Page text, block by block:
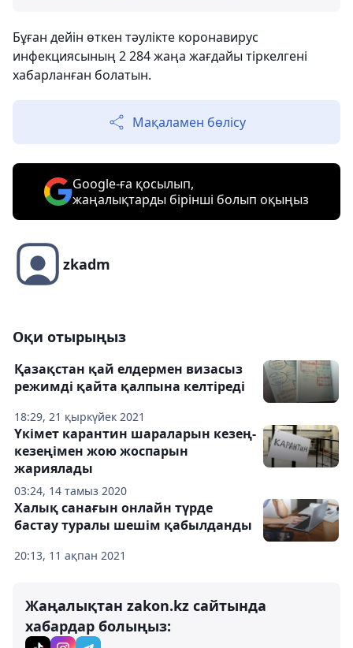
Бұған дейін өткен тәулікте коронавирус
инфекциясының 2 284 жаңа жағдайы тіркелгені
хабарланған болатын.
Мақаламен бөлісу
Google-ға қосылып,
жаңалықтарды бірінші болып оқыңыз
zkadm
Оқи отырыңыз
18:29, 21 қыркүйек 2021
Қазақстан қай елдермен визасыз
режимді қайта қалпына келтіреді
03:24, 14 тамыз 2020
Үкімет карантин шараларын кезең-
кезеңімен жою жоспарын
жариялады
20:13, 11 ақпан 2021
Халық санағын онлайн түрде
бастау туралы шешім қабылданды
Жаңалықтан zakon.kz сайтында
хабардар болыңыз: